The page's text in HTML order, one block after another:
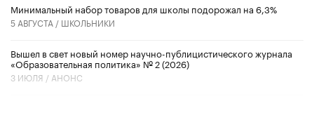
Минимальный набор товаров для школы подорожал на 6,3%
5 АВГУСТА / ШКОЛЬНИКИ
Вышел в свет новый номер научно-публицистического журнала
«Образовательная политика» № 2 (2026)
3 ИЮЛЯ / АНОНС